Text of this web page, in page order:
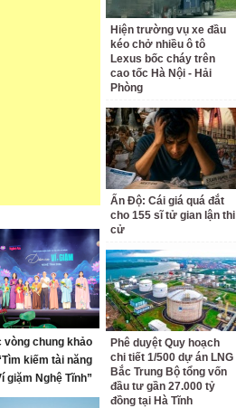
vòng chung khảo
kiếm tài năng
giặm Nghệ Tĩnh”
Hiện trường vụ xe đầu
kéo chở nhiều ô tô
Lexus bốc cháy trên
cao tốc Hà Nội - Hải
Phòng
Ấn Độ: Cái giá quá đắt
cho 155 sĩ tử gian lận thi
cử
Phê duyệt Quy hoạch
chi tiết 1/500 dự án LNG
Bắc Trung Bộ tổng vốn
đầu tư gần 27.000 tỷ
đồng tại Hà Tĩnh